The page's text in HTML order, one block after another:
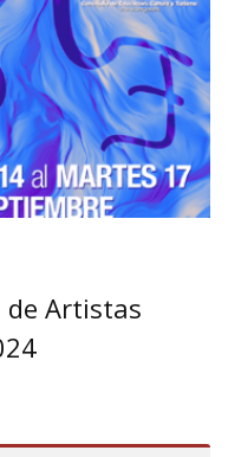
de Artistas